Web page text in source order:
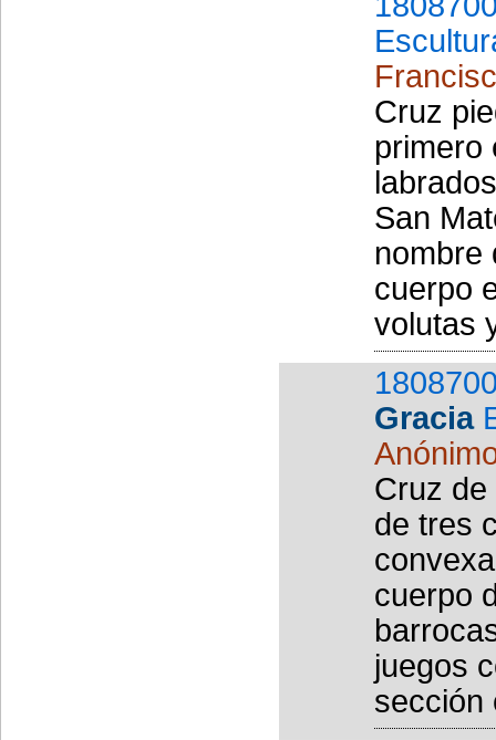
Cruz
primero
San
nombre
cuerpo
volutas
Gracia
Cruz de
de tres
cuerpo
juegos
sección